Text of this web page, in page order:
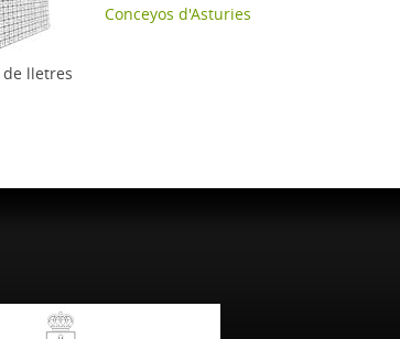
de lletres
Conceyos d'Asturies